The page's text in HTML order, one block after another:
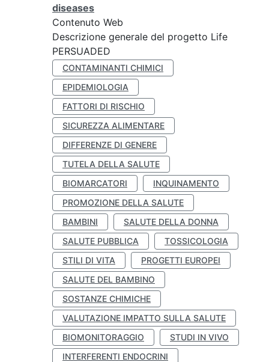
diseases
Contenuto Web
Descrizione generale del progetto Life
PERSUADED
CONTAMINANTI CHIMICI
EPIDEMIOLOGIA
FATTORI DI RISCHIO
SICUREZZA ALIMENTARE
DIFFERENZE DI GENERE
TUTELA DELLA SALUTE
BIOMARCATORI
INQUINAMENTO
PROMOZIONE DELLA SALUTE
BAMBINI
SALUTE DELLA DONNA
SALUTE PUBBLICA
TOSSICOLOGIA
STILI DI VITA
PROGETTI EUROPEI
SALUTE DEL BAMBINO
SOSTANZE CHIMICHE
VALUTAZIONE IMPATTO SULLA SALUTE
BIOMONITORAGGIO
STUDI IN VIVO
INTERFERENTI ENDOCRINI